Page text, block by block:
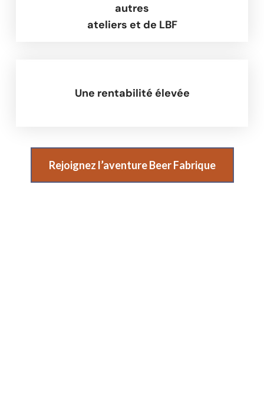
autres
ateliers et de LBF
Une rentabilité élevée
Rejoignez l’aventure Beer Fabrique